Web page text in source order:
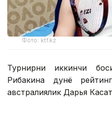
Фото: ktf.kz
Турнирни иккинчи
Рибакина дунё
австралиялик Дарья